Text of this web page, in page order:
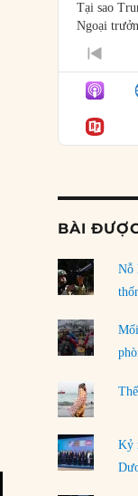
Tại sao
Ngoại
04/08/2026
Điểm mù
Dương
03/08/2026
rủi ro
01/08/
31/07/2026
phải chịu
30/07/2026
Tập tìm
tròn thân
BÀI
Nỗ
Kỷ